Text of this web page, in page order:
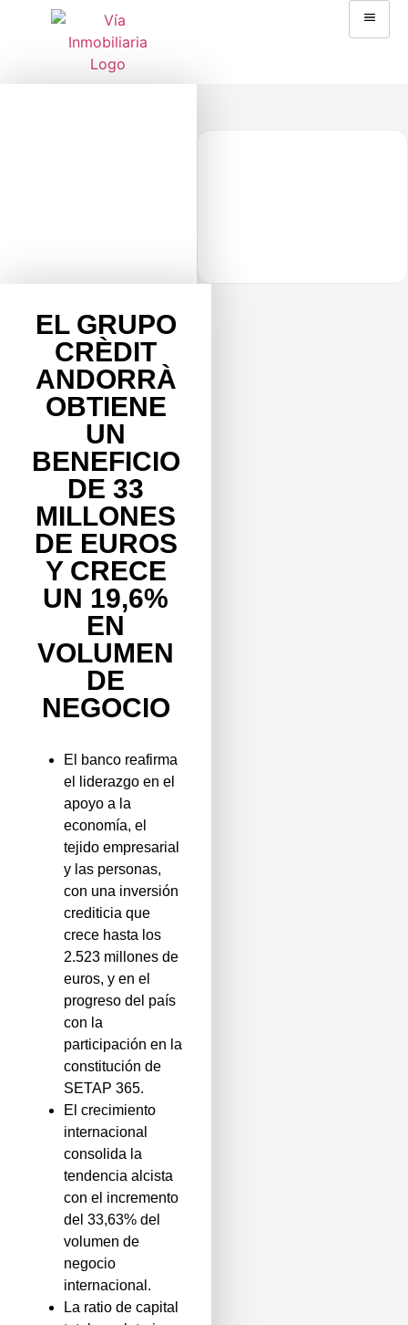
EL GRUPO
CRÈDIT
ANDORRÀ
OBTIENE
UN
BENEFICIO
DE 33
MILLONES
DE EUROS
Y CRECE
UN 19,6%
EN
VOLUMEN
DE
NEGOCIO
El banco reafirma
el liderazgo en el
apoyo a la
economía, el
tejido empresarial
y las personas,
con una inversión
crediticia que
crece hasta los
2.523 millones de
euros, y en el
progreso del país
con la
participación en la
constitución de
SETAP 365.
El crecimiento
internacional
consolida la
tendencia alcista
con el incremento
del 33,63% del
volumen de
negocio
internacional.
La ratio de capital